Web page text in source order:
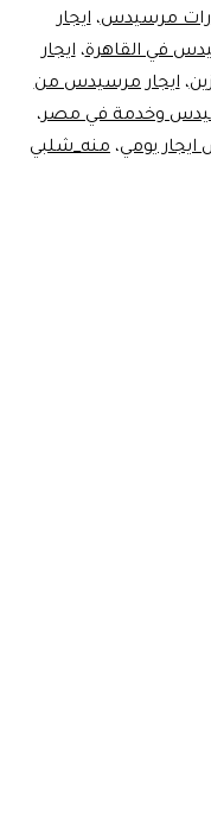
مرسيدس،ايجار
في القاهرة،ايجار
،ايجار مرسيدس من
وخدمة في مصر،
يومي، منه_شلبي